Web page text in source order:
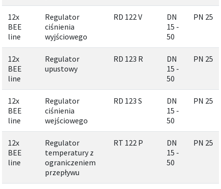
12x
BEE
line
Regulator
ciśnienia
wyjściowego
RD 122 V
DN
15 -
50
PN 25
12x
BEE
line
Regulator
upustowy
RD 123 R
DN
15 -
50
PN 25
12x
BEE
line
Regulator
ciśnienia
wejściowego
RD 123 S
DN
15 -
50
PN 25
12x
BEE
line
Regulator
temperatury z
ograniczeniem
przepływu
RT 122 P
DN
15 -
50
PN 25